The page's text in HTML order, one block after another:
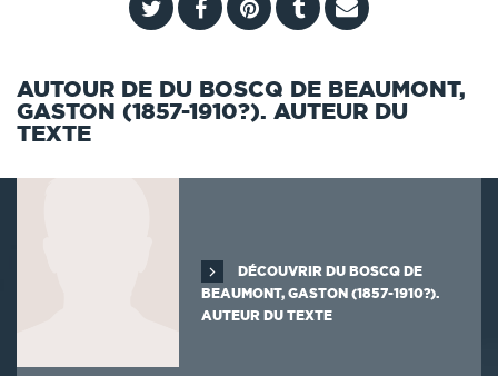
AUTOUR DE DU BOSCQ DE BEAUMONT,
GASTON (1857-1910?). AUTEUR DU
TEXTE
DÉCOUVRIR DU BOSCQ DE
BEAUMONT, GASTON (1857-1910?).
AUTEUR DU TEXTE